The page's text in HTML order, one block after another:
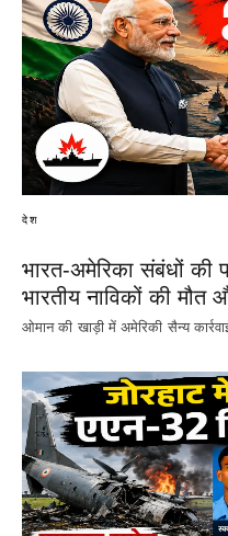
देश
भारत-अमेरिका संबंधों की
भारतीय नाविकों की मौत
​ओमान की खाड़ी में अमेरिकी सैन्य